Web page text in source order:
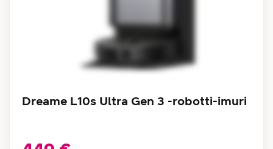
Dreame L10s Ultra Gen 3 -robotti-imuri